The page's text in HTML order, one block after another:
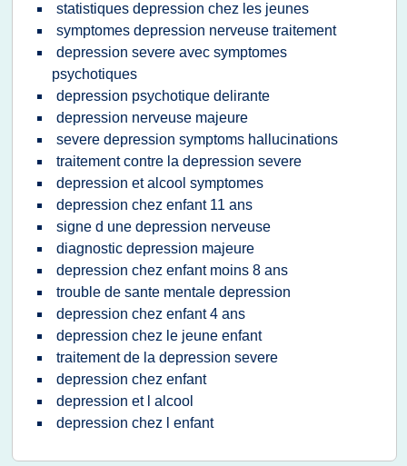
statistiques depression chez les jeunes
symptomes depression nerveuse traitement
depression severe avec symptomes
psychotiques
depression psychotique delirante
depression nerveuse majeure
severe depression symptoms hallucinations
traitement contre la depression severe
depression et alcool symptomes
depression chez enfant 11 ans
signe d une depression nerveuse
diagnostic depression majeure
depression chez enfant moins 8 ans
trouble de sante mentale depression
depression chez enfant 4 ans
depression chez le jeune enfant
traitement de la depression severe
depression chez enfant
depression et l alcool
depression chez l enfant